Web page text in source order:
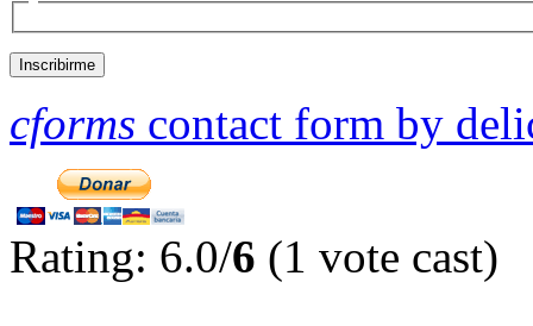
cforms contact form by
Rating: 6.0/6 (1 vote cast)